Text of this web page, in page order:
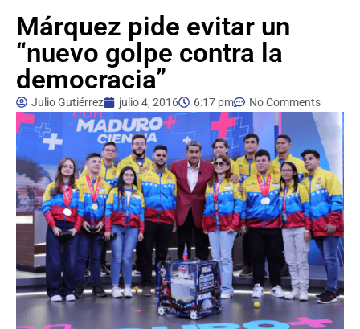
Márquez pide evitar un
“nuevo golpe contra la
democracia”
Julio Gutiérrez julio 4, 2016 6:17 pm No Comments